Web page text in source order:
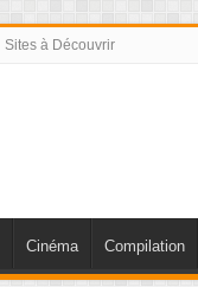
Sites à Découvrir
Cinéma Compilation